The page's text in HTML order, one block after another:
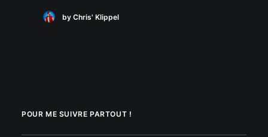
by Chris' Klippel
POUR ME SUIVRE PARTOUT !